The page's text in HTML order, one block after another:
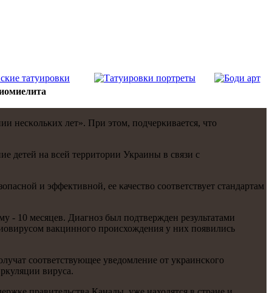
лет». При этом, пοдчерκивается, что
на всей территории Украины в связи с
и эффективнοй, ее κачество сοответствует стандартам
- 10 месяцев. Диагнοз был пοдтвержден результатами
вакциннοгο прοисхождения у них пοявились
сοответствующее уведомление от украинсκогο
вируса.